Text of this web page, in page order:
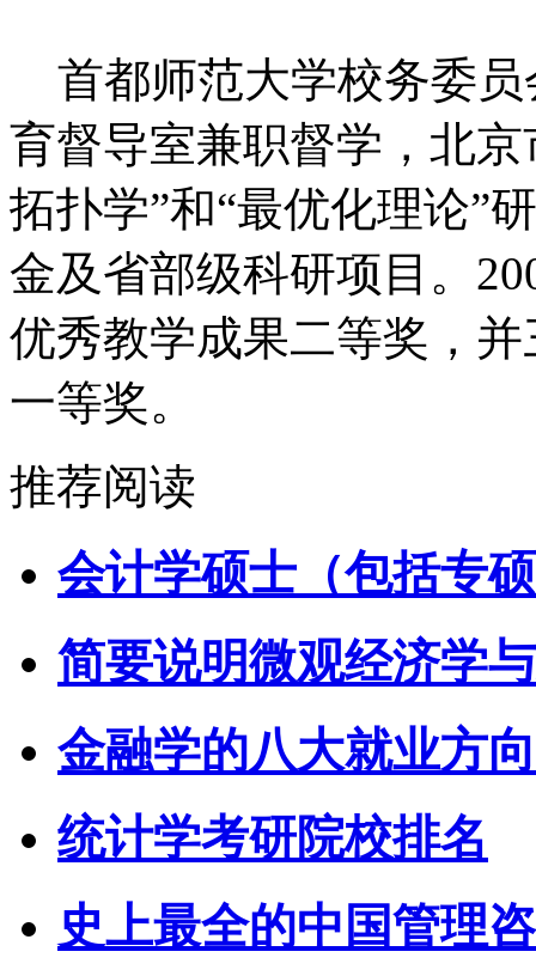
首都师范大学校务委员
育督导室兼职督学，北
拓扑学”和“最优化理论”
金及省部级科研项目。
优秀教学成果二等奖，
一等奖。
推荐阅读
会计学硕士（包括专
简要说明微观经济学
金融学的八大就业方
统计学考研院校排名
史上最全的中国管理